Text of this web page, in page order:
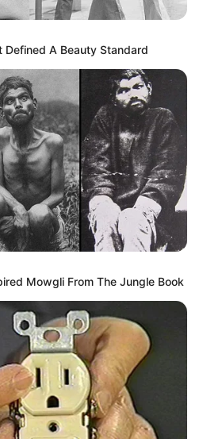
Defined A Beauty Standard
Mowgli From The Jungle Book